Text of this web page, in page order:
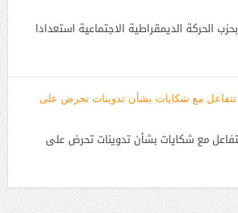
الحركة الديمقراطية الاجتماعية استعدادا
مع شكايات بشأن تدوينات تحرض على